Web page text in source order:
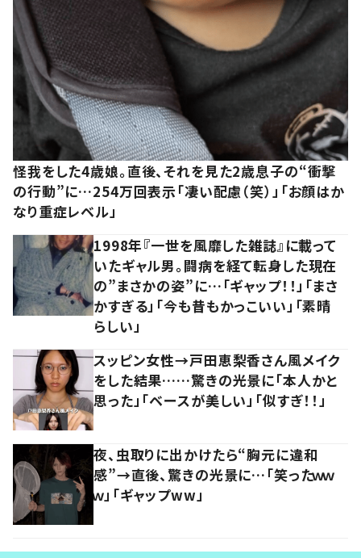
怪我をした4歳娘。直後、それを見た2歳息子の“衝撃
の行動”に…254万回表示「凄い配慮（笑）」「お顔はか
なり重症レベル」
1998年『一世を風靡した雑誌』に載って
いたギャル男。闘病を経て転身した現在
の”まさかの姿”に…「ギャップ！！」「まさ
かすぎる」「今も昔もかっこいい」「素晴
らしい」
スッピン女性→戸田恵梨香さん風メイク
をした結果……驚きの光景に「本人かと
思った」「ベースが美しい」「似すぎ！！」
夜、虫取りに出かけたら“胸元に違和
感”→直後、驚きの光景に…「笑ったｗｗ
ｗ」「ギャップww」